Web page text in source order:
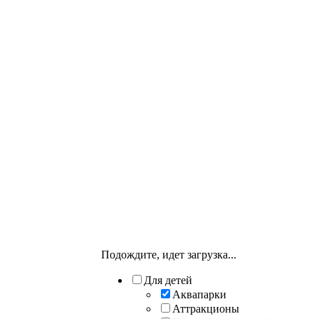
Подождите, идет загрузка...
Для детей
Аквапарки
Аттракционы